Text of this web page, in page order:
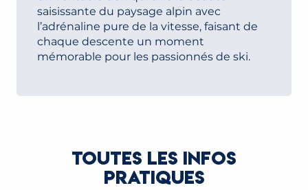
saisissante du paysage alpin avec
l’adrénaline pure de la vitesse, faisant de
chaque descente un moment
mémorable pour les passionnés de ski.
TOUTES LES INFOS
PRATIQUES